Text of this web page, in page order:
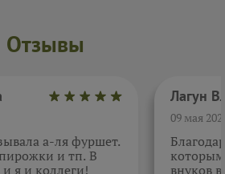
Отзывы
а-ля фуршет.
и тп. В
я и коллеги!
09 мая
внуков